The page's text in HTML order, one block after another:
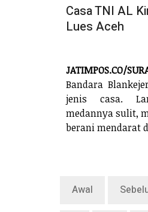
Casa TNI AL
Lues Aceh
JATIMPOS.CO/
Bandara
jenis casa.
medannya sulit,
berani mendarat
Awal